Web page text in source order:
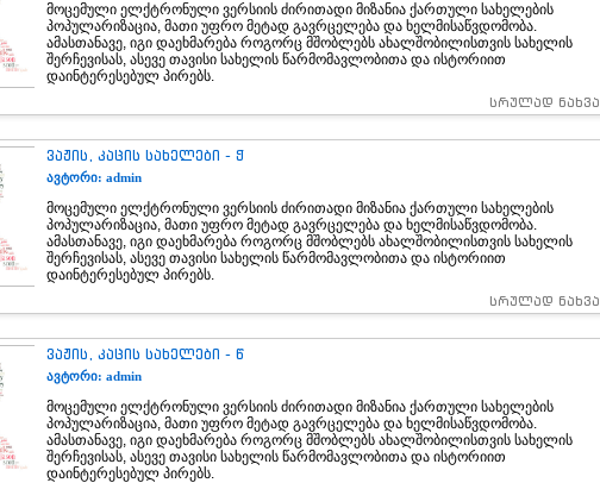
მოცემული ელქტრონული ვერსიის ძირითადი მიზანია ქართული სახელების
პოპულარიზაცია, მათი უფრო მეტად გავრცელება და ხელმისაწვდომობა.
ამასთანავე, იგი დაეხმარება როგორც მშობლებს ახალშობილისთვის სახელის
შერჩევისას, ასევე თავისი სახელის წარმომავლობითა და ისტორიით
დაინტერესებულ პირებს.
სრულად ნახვა
ვაჟის, კაცის სახელები - ჭ
ავტორი: admin
მოცემული ელქტრონული ვერსიის ძირითადი მიზანია ქართული სახელების
პოპულარიზაცია, მათი უფრო მეტად გავრცელება და ხელმისაწვდომობა.
ამასთანავე, იგი დაეხმარება როგორც მშობლებს ახალშობილისთვის სახელის
შერჩევისას, ასევე თავისი სახელის წარმომავლობითა და ისტორიით
დაინტერესებულ პირებს.
სრულად ნახვა
ვაჟის, კაცის სახელები - წ
ავტორი: admin
მოცემული ელქტრონული ვერსიის ძირითადი მიზანია ქართული სახელების
პოპულარიზაცია, მათი უფრო მეტად გავრცელება და ხელმისაწვდომობა.
ამასთანავე, იგი დაეხმარება როგორც მშობლებს ახალშობილისთვის სახელის
შერჩევისას, ასევე თავისი სახელის წარმომავლობითა და ისტორიით
დაინტერესებულ პირებს.